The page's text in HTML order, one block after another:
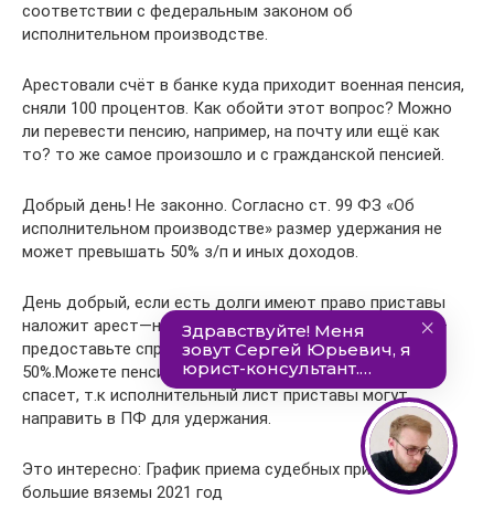
соответствии с федеральным законом об
исполнительном производстве.
Арестовали счёт в банке куда приходит военная пенсия,
сняли 100 процентов. Как обойти этот вопрос? Можно
ли перевести пенсию, например, на почту или ещё как
то? то же самое произошло и с гражданской пенсией.
Добрый день! Не законно. Согласно ст. 99 ФЗ «Об
исполнительном производстве» размер удержания не
может превышать 50% з/п и иных доходов.
День добрый, если есть долги имеют право приставы
наложит арест—не знают они, что счет пенсионный —
предоставьте справку—тогда снимут не более
50%.Можете пенсию получить по почте—но это вас не
спасет, т.к исполнительный лист приставы могут
направить в ПФ для удержания.
Это интересно: График приема судебных приставов
большие вяземы 2021 год